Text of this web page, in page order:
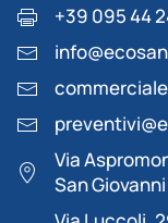
+39 095 44
Via
San